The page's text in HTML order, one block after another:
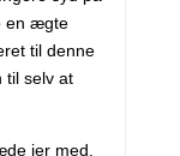
en ægte
til denne
til selv at
jer med,